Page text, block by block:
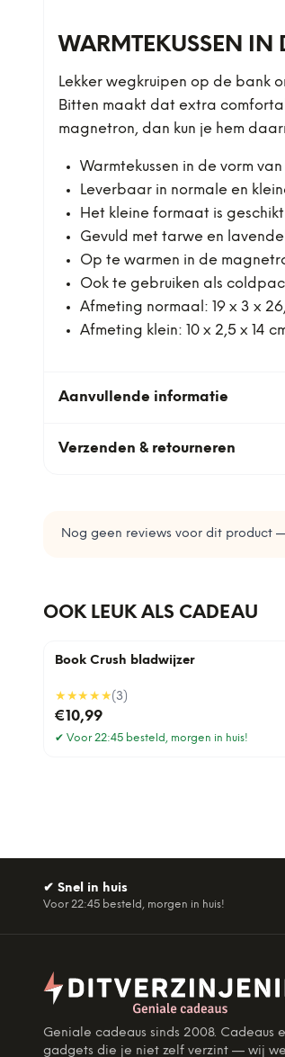
WARMTEKUSSEN IN
Lekker wegkruipen op de bank
Bitten maakt dat extra
magnetron, dan kun je hem
Warmtekussen in de vorm
Leverbaar in normale en
Het kleine formaat is
Gevuld met tarwe en lavendel
Op te warmen in de
Ook te gebruiken als
Afmeting normaal: 19 x 3 x
Afmeting klein: 10 x 2,5 x 14
Aanvullende informatie
Verzenden & retourneren
Nog geen reviews voor dit product
OOK LEUK ALS CADEAU
Book Crush bladwijzer
★★★★★(3)
€10,99
✔ Voor 22:45 besteld, morgen in huis!
✔ Snel in huis
Voor 22:45 besteld, morgen in huis!
Geniale cadeaus sinds 2008. Cadeaus
gadgets die je niet zelf verzint — wij